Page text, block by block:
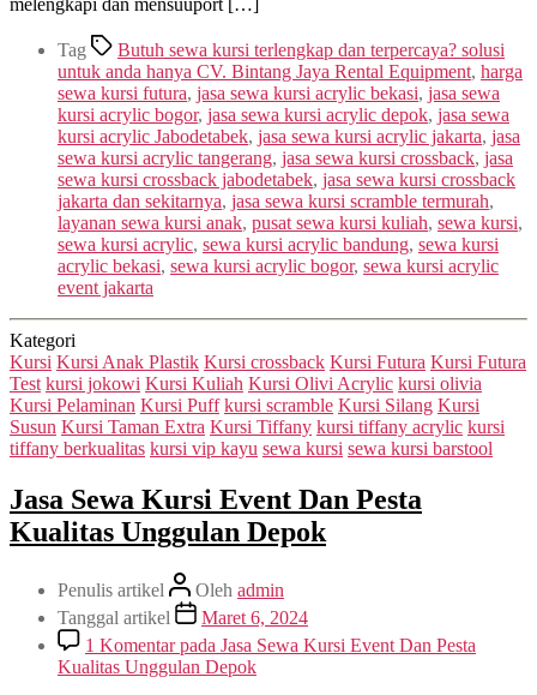
Tag
Butuh sewa kursi terlengkap dan terpercaya? solusi
untuk anda hanya CV. Bintang Jaya Rental Equipment, harga
sewa kursi futura, jasa sewa kursi acrylic bekasi, jasa sewa
kursi acrylic bogor, jasa sewa kursi acrylic depok, jasa sewa
kursi acrylic Jabodetabek, jasa sewa kursi acrylic jakarta, jasa
sewa kursi acrylic tangerang, jasa sewa kursi crossback, jasa
sewa kursi crossback jabodetabek, jasa sewa kursi crossback
jakarta dan sekitarnya, jasa sewa kursi scramble termurah,
layanan sewa kursi anak, pusat sewa kursi kuliah, sewa kursi,
sewa kursi acrylic, sewa kursi acrylic bandung, sewa kursi
acrylic bekasi, sewa kursi acrylic bogor, sewa kursi acrylic
event jakarta
Kategori
Kursi Kursi Anak Plastik Kursi crossback Kursi Futura Kursi Futura
Test kursi jokowi Kursi Kuliah Kursi Olivi Acrylic kursi olivia
Kursi Pelaminan Kursi Puff kursi scramble Kursi Silang Kursi
Susun Kursi Taman Extra Kursi Tiffany kursi tiffany acrylic kursi
tiffany berkualitas kursi vip kayu sewa kursi sewa kursi barstool
Jasa Sewa Kursi Event Dan Pesta
Kualitas Unggulan Depok
Penulis artikel Oleh admin
Tanggal artikel
Maret 6, 2024
1 Komentarpada Jasa Sewa Kursi Event Dan Pesta
Kualitas Unggulan Depok